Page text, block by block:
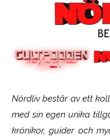
Nördliv består av ett
med sin egen unika
krönikor, guider och